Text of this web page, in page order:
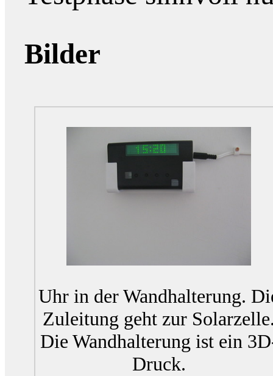
Bilder
Uhr in der Wandhalterung.
Zuleitung geht zur
Die Wandhalterung ist ein
Druck.